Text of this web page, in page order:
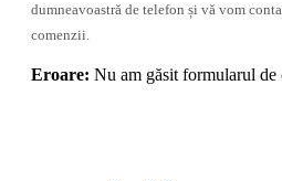
dumneavoastră de telefon și vă vom
comenzii.
Eroare: Nu am găsit formularul de